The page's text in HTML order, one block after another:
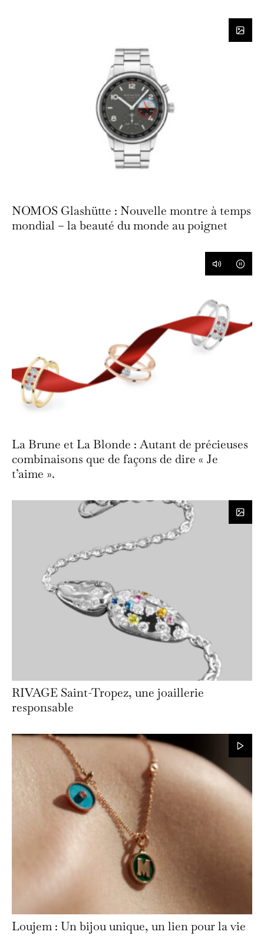
NOMOS Glashütte : Nouvelle montre à temps
mondial – la beauté du monde au poignet
La Brune et La Blonde : Autant de précieuses
combinaisons que de façons de dire « Je
t’aime ».
RIVAGE Saint-Tropez, une joaillerie
responsable
Loujem : Un bijou unique, un lien pour la vie